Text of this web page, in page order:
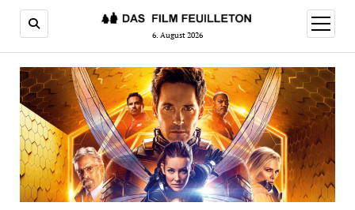
6. August 2026
Menü
öffnen